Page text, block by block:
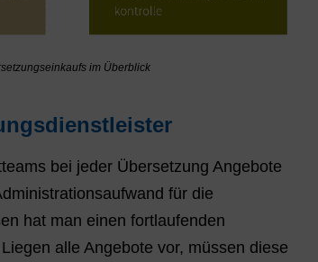
im Überblick
bei jeder Übersetzung Angebote
für die
hat man einen fortlaufenden
alle Angebote vor, müssen diese